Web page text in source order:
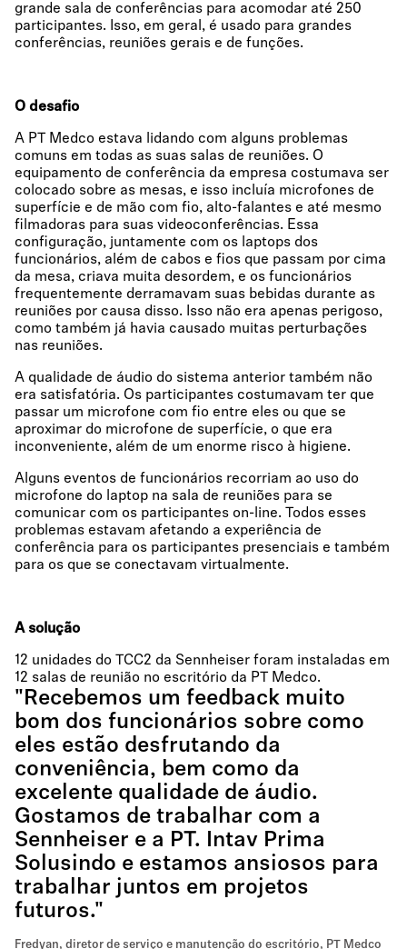
grande sala de conferências para acomodar até 250
participantes. Isso, em geral, é usado para grandes
conferências, reuniões gerais e de funções.
O desafio
A PT Medco estava lidando com alguns problemas
comuns em todas as suas salas de reuniões. O
equipamento de conferência da empresa costumava ser
colocado sobre as mesas, e isso incluía microfones de
superfície e de mão com fio, alto-falantes e até mesmo
filmadoras para suas videoconferências. Essa
configuração, juntamente com os laptops dos
funcionários, além de cabos e fios que passam por cima
da mesa, criava muita desordem, e os funcionários
frequentemente derramavam suas bebidas durante as
reuniões por causa disso. Isso não era apenas perigoso,
como também já havia causado muitas perturbações
nas reuniões.
A qualidade de áudio do sistema anterior também não
era satisfatória. Os participantes costumavam ter que
passar um microfone com fio entre eles ou que se
aproximar do microfone de superfície, o que era
inconveniente, além de um enorme risco à higiene.
Alguns eventos de funcionários recorriam ao uso do
microfone do laptop na sala de reuniões para se
comunicar com os participantes on-line. Todos esses
problemas estavam afetando a experiência de
conferência para os participantes presenciais e também
para os que se conectavam virtualmente.
A solução
12 unidades do TCC2 da Sennheiser foram instaladas em
12 salas de reunião no escritório da PT Medco.
"Recebemos um feedback muito
bom dos funcionários sobre como
eles estão desfrutando da
conveniência, bem como da
excelente qualidade de áudio.
Gostamos de trabalhar com a
Sennheiser e a PT. Intav Prima
Solusindo e estamos ansiosos para
trabalhar juntos em projetos
futuros."
Fredyan, diretor de serviço e manutenção do escritório, PT Medco